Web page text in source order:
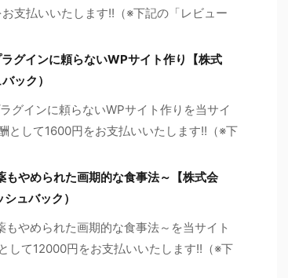
支払いいたします!!（※下記の「レビュー
グインに頼らないWPサイト作り【株式
ック）
グインに頼らないWPサイト作りを当サイ
として1600円をお支払いいたします!!（※下
もやめられた画期的な食事法～【株式会
ュバック）
もやめられた画期的な食事法～を当サイト
して12000円をお支払いいたします!!（※下